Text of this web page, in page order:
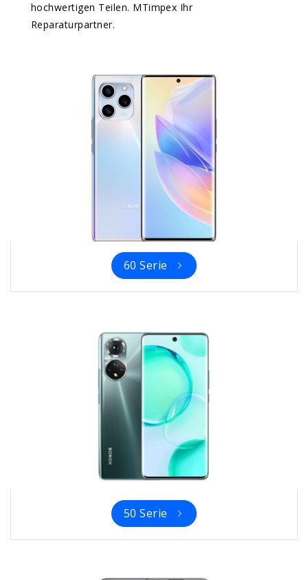
hochwertigen Teilen. MTimpex Ihr
Reparaturpartner.
60 Serie
50 Serie